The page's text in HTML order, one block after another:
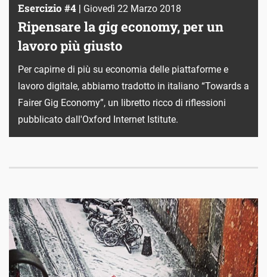
Esercizio #4 | Giovedì 22 Marzo 2018
Ripensare la gig economy, per un
lavoro più giusto
Per capirne di più su economia delle piattaforme e
lavoro digitale, abbiamo tradotto in italiano “​Towards a
Fairer Gig Economy”, un libretto ricco di riflessioni
pubblicato dall'Oxford Internet Istitute.